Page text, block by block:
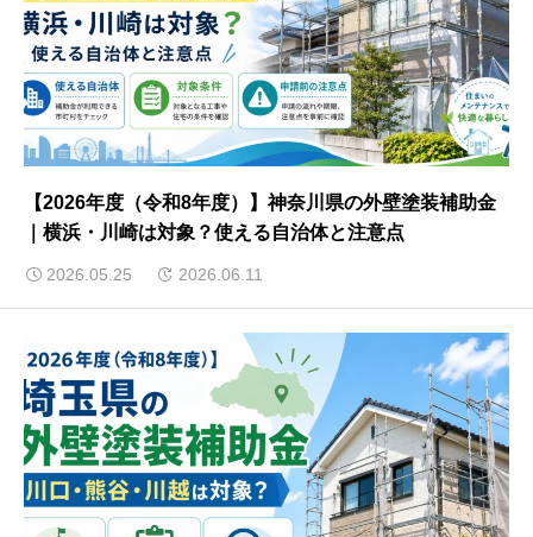
【2026年度（令和8年度）】神奈川県の外壁塗装補助金
｜横浜・川崎は対象？使える自治体と注意点
2026.05.25 2026.06.11